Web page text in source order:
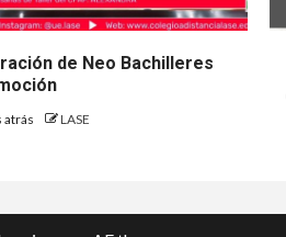
de Neo Bachilleres
atrás LASE